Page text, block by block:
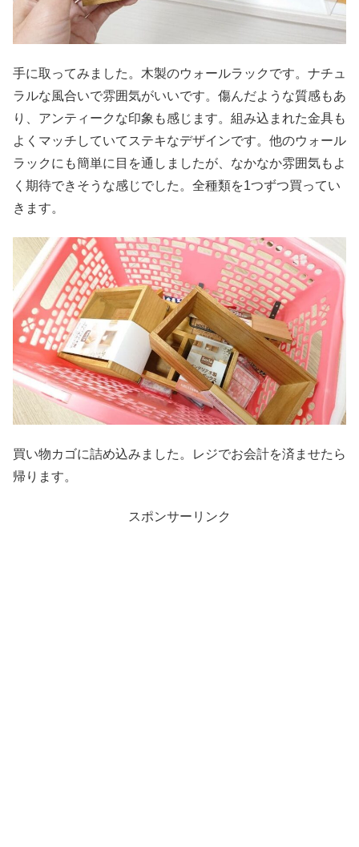
手に取ってみました。木製のウォールラックです。ナチュ
ラルな風合いで雰囲気がいいです。傷んだような質感もあ
り、アンティークな印象も感じます。組み込まれた金具も
よくマッチしていてステキなデザインです。他のウォール
ラックにも簡単に目を通しましたが、なかなか雰囲気もよ
く期待できそうな感じでした。全種類を1つずつ買ってい
きます。
買い物カゴに詰め込みました。レジでお会計を済ませたら
帰ります。
スポンサーリンク